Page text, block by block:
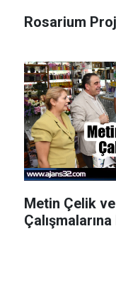
Rosarium
Metin Çelik
Çalışmalarına